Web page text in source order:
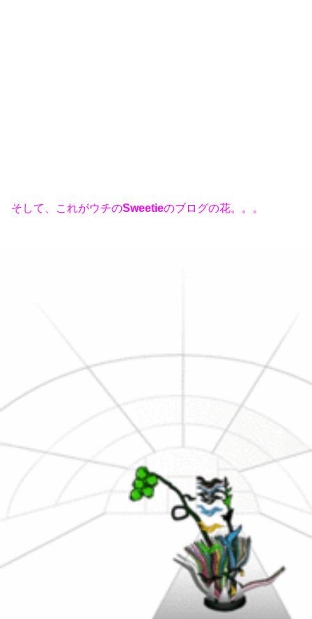
そして、これがウチのSweetieのブログの花。。。